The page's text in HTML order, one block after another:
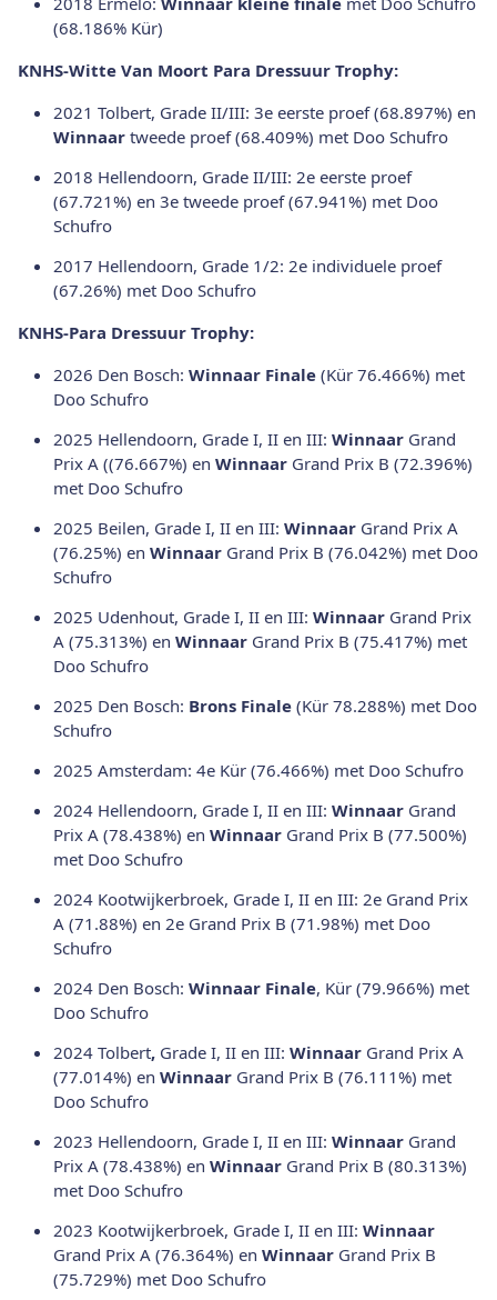
(68.186% Kür)
KNHS-Witte Van Moort Para Dressuur Trophy:
2021 Tolbert, Grade II/III: 3e eerste proef (68.897%) en
Winnaar tweede proef (68.409%) met Doo Schufro
2018 Hellendoorn, Grade II/III: 2e eerste proef
(67.721%) en 3e tweede proef (67.941%) met Doo
Schufro
2017 Hellendoorn, Grade 1/2: 2e individuele proef
(67.26%) met Doo Schufro
KNHS-Para Dressuur Trophy:
2026 Den Bosch: Winnaar Finale (Kür 76.466%) met
Doo Schufro
2025 Hellendoorn, Grade I, II en III: Winnaar Grand
Prix A ((76.667%) en Winnaar Grand Prix B (72.396%)
met Doo Schufro
2025 Beilen, Grade I, II en III: Winnaar Grand Prix A
(76.25%) en Winnaar Grand Prix B (76.042%) met Doo
Schufro
2025 Udenhout, Grade I, II en III: Winnaar Grand Prix
A (75.313%) en Winnaar Grand Prix B (75.417%) met
Doo Schufro
2025 Den Bosch: Brons Finale (Kür 78.288%) met Doo
Schufro
2025 Amsterdam: 4e Kür (76.466%) met Doo Schufro
2024 Hellendoorn, Grade I, II en III: Winnaar Grand
Prix A (78.438%) en Winnaar Grand Prix B (77.500%)
met Doo Schufro
2024 Kootwijkerbroek, Grade I, II en III: 2e Grand Prix
A (71.88%) en 2e Grand Prix B (71.98%) met Doo
Schufro
2024 Den Bosch: Winnaar Finale, Kür (79.966%) met
Doo Schufro
2024 Tolbert, Grade I, II en III: Winnaar Grand Prix A
(77.014%) en Winnaar Grand Prix B (76.111%) met
Doo Schufro
2023 Hellendoorn, Grade I, II en III: Winnaar Grand
Prix A (78.438%) en Winnaar Grand Prix B (80.313%)
met Doo Schufro
2023 Kootwijkerbroek, Grade I, II en III: Winnaar
Grand Prix A (76.364%) en Winnaar Grand Prix B
(75.729%) met Doo Schufro